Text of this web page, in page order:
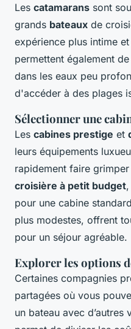
Les catamarans sont
grands bateaux de
expérience plus intime
permettent également
dans les eaux peu
d'accéder à des plages
Sélectionner une
Les cabines prestige et
leurs équipements
rapidement faire grimper
croisière à petit budget
pour une cabine
plus modestes, offrent
pour un séjour agréable.
Explorer les options
Certaines compagnies
partagées où vous
un bateau avec